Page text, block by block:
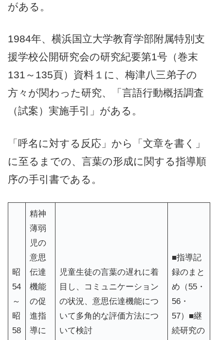
がある。
1984年、横浜国立大学教育学部附属特別支
援学校公開研究会の研究紀要第1号（巻末
131～135頁）資料１に、梅津八三弟子の
方々が関わった研究、「言語行動概括調査
（試案）実施手引」がある。
「呼名に対する反応」から「文章を書く」
に至るまでの、言葉の形成に関する指導順
序の手引書である。
昭
54
～
昭
58
精神
薄弱
児の
意思
伝達
機能
の促
進指
導に
児童生徒の言葉の遅れに着
目し、コミュニケーション
の状況、意思伝達機能につ
いて多角的な評価方法につ
いて検討
■指導記
録のまと
め（55・
56・
57）■継
続研究の